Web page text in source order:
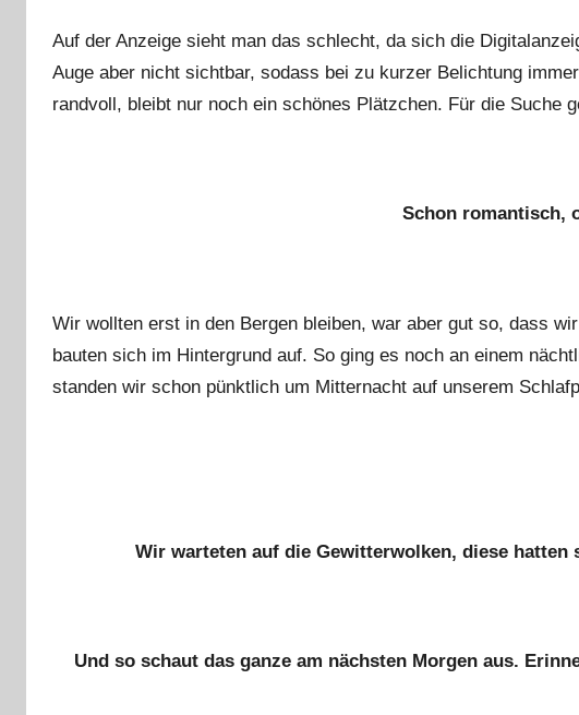
Auf der Anzeige sieht man das schlecht, da sich die
Auge aber nicht sichtbar, sodass bei zu kurzer Belichtung
randvoll, bleibt nur noch ein schönes Plätzchen. Für die Suche
Schon romantisch,
Wir wollten erst in den Bergen bleiben, war aber gut so, dass
bauten sich im Hintergrund auf. So ging es noch an einem
standen wir schon pünktlich um Mitternacht auf unserem
Wir warteten auf die Gewitterwolken, diese
Und so schaut das ganze am nächsten Morgen aus.